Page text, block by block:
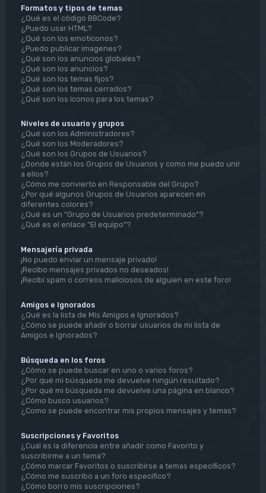
Formatos y tipos de temas
¿Qué es el código BBCode?
¿Puedo usar HTML?
¿Qué son los emoticonos?
¿Puedo publicar imagenes?
¿Qué son los anuncios globales?
¿Qué son los anuncios?
¿Qué son los temas fijos?
¿Qué son los temas cerrados?
¿Qué son los iconos para los temas?
Niveles de usuario y grupos
¿Qué son los Administradores?
¿Qué son los Moderadores?
¿Qué son los Grupos de Usuarios?
¿Donde están los Grupos de Usuarios y como me puedo unir
a ellos?
¿Cómo me convierto en Responsable del Grupo?
¿Por qué algunos Grupos de Usuarios aparecen en
diferentes colores?
¿Qué es un “Grupo de Usuarios predeterminado”?
¿Qué es el enlace “El equipo”?
Mensajería privada
¡No puedo enviar un mensaje privado!
¡Recibo mensajes privados no deseados!
¡Recibí spam o correos maliciosos de alguien en este foro!
Amigos e Ignorados
¿Qué es la lista de Mis Amigos e Ignorados?
¿Cómo se puede añadir o borrar usuarios de mi lista de
Amigos e Ignorados?
Búsqueda en los foros
¿Cómo se puede buscar en uno o varios foros?
¿Por qué mi búsqueda me devuelve ningún resultado?
¿Por qué mi búsqueda me devuelve una página en blanco?
¿Cómo busco usuarios?
¿Como se puede encontrar mis propios mensajes y temas?
Suscripciones y Favoritos
¿Cuál es la diferencia entre añadir como Favorito y
suscribirme a un tema?
¿Cómo marcar Favoritos o suscribirse a temas específicos?
¿Cómo me suscribo a un foro específico?
¿Cómo borro mis suscripciones?